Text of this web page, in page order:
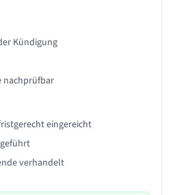
Kündigung
nachprüfbar
eingereicht
verhandelt